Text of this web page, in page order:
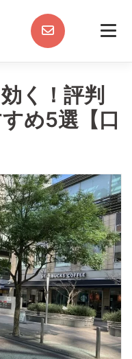
く！評判
め5選【口